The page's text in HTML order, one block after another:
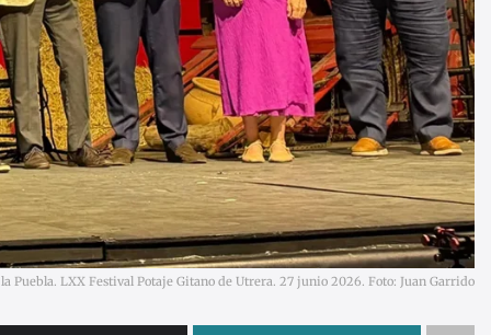
LXX Festival Potaje Gitano de Utrera. 27 junio 2026. Foto: Juan Garrido